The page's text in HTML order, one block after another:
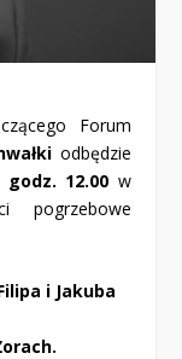
Forum
odbędzie
godz. 12.00 w
pogrzebowe
i Jakuba